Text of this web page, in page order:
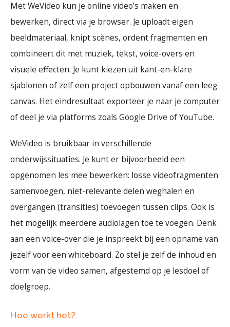
Met WeVideo kun je online video’s maken en
bewerken, direct via je browser. Je uploadt eigen
beeldmateriaal, knipt scènes, ordent fragmenten en
combineert dit met muziek, tekst, voice-overs en
visuele effecten. Je kunt kiezen uit kant-en-klare
sjablonen of zelf een project opbouwen vanaf een leeg
canvas. Het eindresultaat exporteer je naar je computer
of deel je via platforms zoals Google Drive of YouTube.
WeVideo is bruikbaar in verschillende
onderwijssituaties. Je kunt er bijvoorbeeld een
opgenomen les mee bewerken: losse videofragmenten
samenvoegen, niet-relevante delen weghalen en
overgangen (transities) toevoegen tussen clips. Ook is
het mogelijk meerdere audiolagen toe te voegen. Denk
aan een voice-over die je inspreekt bij een opname van
jezelf voor een whiteboard. Zo stel je zelf de inhoud en
vorm van de video samen, afgestemd op je lesdoel of
doelgroep.
Hoe werkt het?